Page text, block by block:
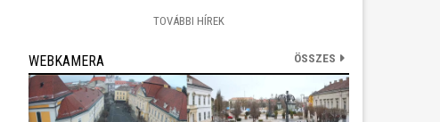
TOVÁBBI HÍREK
WEBKAMERA ÖSSZES